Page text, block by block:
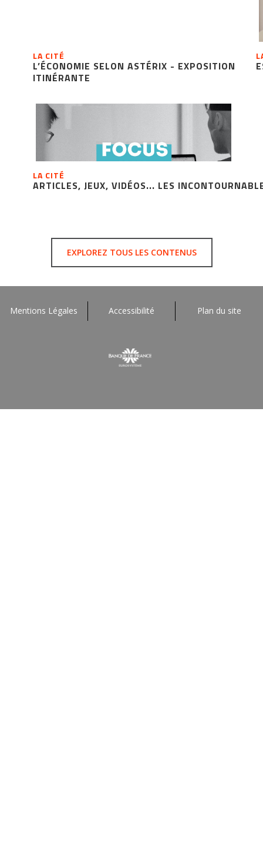
LA CITÉ
L’ÉCONOMIE SELON ASTÉRIX - EXPOSITION
ITINÉRANTE
LA CITÉ
ARTICLES, JEUX, VIDÉOS... LES
EXPLOREZ TOUS LES CONTENUS
Mentions Légales Accessibilité Plan du site